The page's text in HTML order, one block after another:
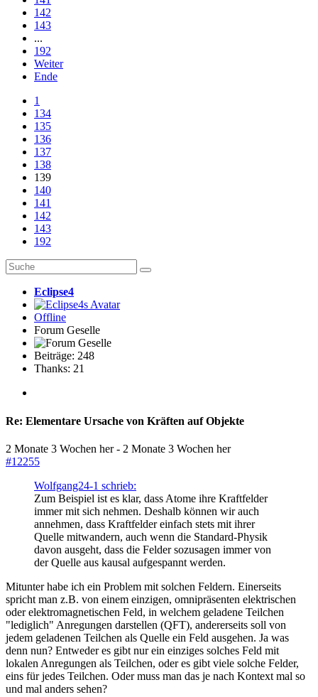
142
143
...
192
Weiter
Ende
1
134
135
136
137
138
139
140
141
142
143
192
Eclipse4
Offline
Forum Geselle
Beiträge: 248
Thanks: 21
Re: Elementare Ursache von Kräften auf Objekte
2 Monate 3 Wochen her- 2 Monate 3 Wochen her
#12255
Wolfgang24-1 schrieb:
Zum Beispiel ist es klar, dass Atome ihre Kraftfelder
immer mit sich nehmen. Deshalb können wir auch
annehmen, dass Kraftfelder einfach stets mit ihrer
Quelle mitwandern, auch wenn die Standard-Physik
davon ausgeht, dass die Felder sozusagen immer von
der Quelle aus kausal aufgespannt werden.
Mitunter habe ich ein Problem mit solchen Feldern. Einerseits
spricht man z.B. von einem einzigen, omnipräsenten elektrischen
oder elektromagnetischen Feld, in welchem geladene Teilchen
"lediglich" Anregungen darstellen (QFT), andererseits soll von
jedem geladenen Teilchen als Quelle ein Feld ausgehen. Ja was
denn nun? Entweder es gibt nur ein einziges solches Feld mit
lokalen Anregungen als Teilchen, oder es gibt viele solche Felder,
eins für jedes Teilchen. Oder muss man das je nach Kontext mal so
und mal anders sehen?